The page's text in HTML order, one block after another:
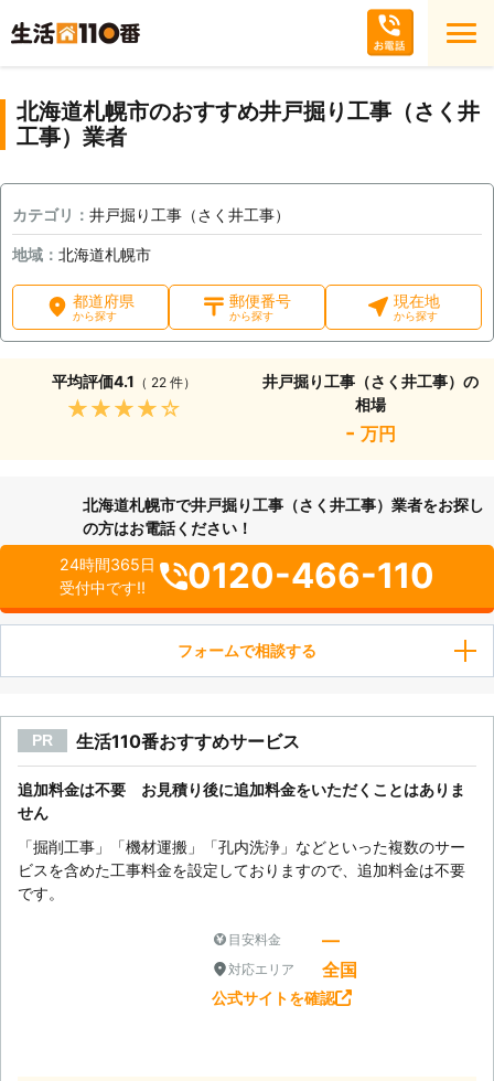
北海道札幌市のおすすめ井戸掘り工事（さく井
工事）業者
カテゴリ： 井戸掘り工事（さく井工事）
地域： 北海道札幌市
都道府県
から探す
郵便番号
から探す
現在地
から探す
平均評価4.1 （ 22 件）
★★★★★
井戸掘り工事（さく井工事）の
相場
- 万円
北海道札幌市で井戸掘り工事（さく井工事）業者をお探し
の方はお電話ください！
24時間365日
受付中です!!
0120-466-110
フォームで相談する
PR 生活110番おすすめサービス
追加料金は不要 お見積り後に追加料金をいただくことはありま
せん
「掘削工事」「機材運搬」「孔内洗浄」などといった複数のサー
ビスを含めた工事料金を設定しておりますので、追加料金は不要
です。
目安料金 ―
対応エリア 全国
公式サイトを確認